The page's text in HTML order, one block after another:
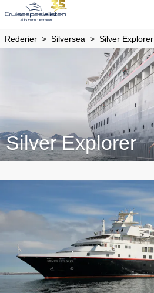
Rederier Silversea Silver Explorer
Silver Explorer